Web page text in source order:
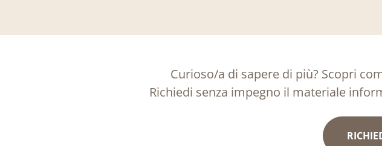
Curioso/a di sapere di più? Scopri
Richiedi senza impegno il materiale